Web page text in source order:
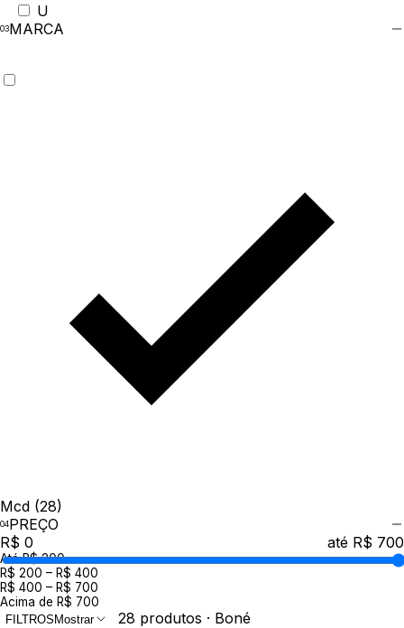
U
MARCA
Mcd (28)
PREÇO
R$ 0
até R$ 700
Até R$ 200
R$ 200 – R$ 400
R$ 400 – R$ 700
Acima de R$ 700
FILTROS Mostrar 28 produtos · Boné